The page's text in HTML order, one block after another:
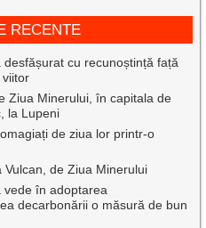
RECENTE
cu recunoștință față
Ziua Minerului, în capitala de
la Lupeni
de ziua lor printr-o
de Ziua Minerului
vede în adoptarea
decarbonării o măsură de bun